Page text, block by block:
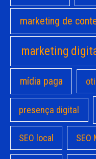
marketing de
marketing
mídia paga
presença digital
SEO local SEO